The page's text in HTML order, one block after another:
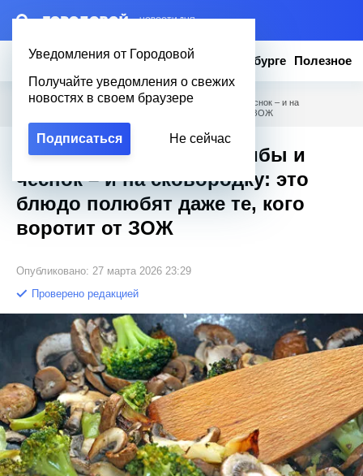
– НОВОСТИ ДНЯ
Уведомления от Городовой
Получайте уведомления о свежих
новостях в своем браузере
Подписаться Не сейчас
Новости Эксклюзив Вопросы о Петербурге Полезное
Городовой Полезное / Добавьте к брокколи грибы и чеснок – и на
сковородку: это блюдо полюбят даже те, кого воротит от ЗОЖ
Добавьте к брокколи грибы и
чеснок – и на сковородку: это
блюдо полюбят даже те, кого
воротит от ЗОЖ
Опубликовано: 27 марта 2026 23:29
Проверено редакцией